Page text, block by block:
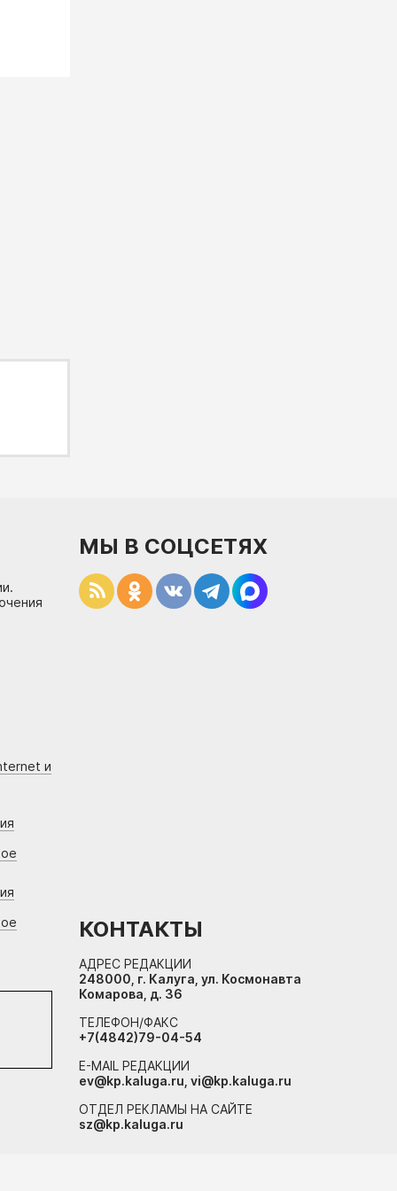
и
МЫ В СОЦСЕТЯХ
КОНТАКТЫ
АДРЕС РЕДАКЦИИ
248000, г. Калуга, ул. Космонавта
Комарова, д. 36
ТЕЛЕФОН/ФАКС
+7(4842)79-04-54
E-MAIL РЕДАКЦИИ
ev@kp.kaluga.ru, vi@kp.kaluga.ru
ОТДЕЛ РЕКЛАМЫ НА САЙТЕ
sz@kp.kaluga.ru